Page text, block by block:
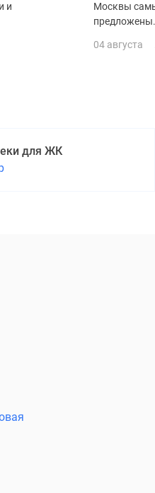
и
Москвы
04 августа
для ЖК